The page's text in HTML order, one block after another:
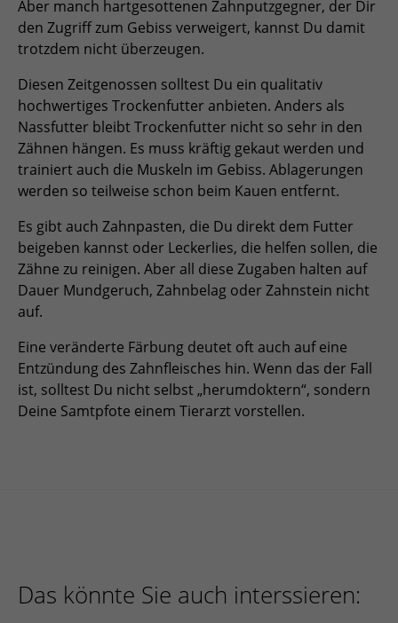
Aber manch hartgesottenen Zahnputzgegner, der Dir
den Zugriff zum Gebiss verweigert, kannst Du damit
trotzdem nicht überzeugen.
Diesen Zeitgenossen solltest Du ein qualitativ
hochwertiges Trockenfutter anbieten. Anders als
Nassfutter bleibt Trockenfutter nicht so sehr in den
Zähnen hängen. Es muss kräftig gekaut werden und
trainiert auch die Muskeln im Gebiss. Ablagerungen
werden so teilweise schon beim Kauen entfernt.
Es gibt auch Zahnpasten, die Du direkt dem Futter
beigeben kannst oder Leckerlies, die helfen sollen, die
Zähne zu reinigen. Aber all diese Zugaben halten auf
Dauer Mundgeruch, Zahnbelag oder Zahnstein nicht
auf.
Eine veränderte Färbung deutet oft auch auf eine
Entzündung des Zahnfleisches hin. Wenn das der Fall
ist, solltest Du nicht selbst „herumdoktern“, sondern
Deine Samtpfote einem Tierarzt vorstellen.
Das könnte Sie auch interssieren: